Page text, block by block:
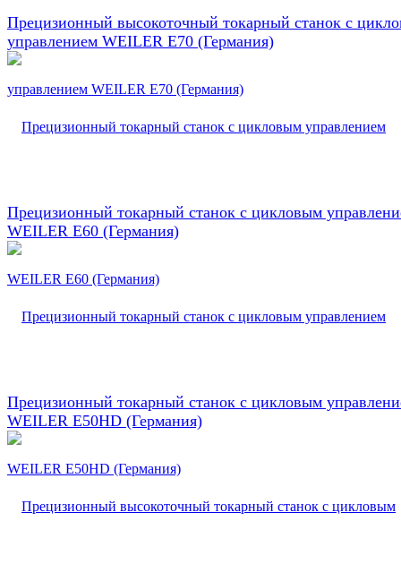
Прецизионный высокоточный токарный станок с
управлением WEILER E70 (Германия)
Прецизионный токарный станок с цикловым
WEILER E60 (Германия)
Прецизионный токарный станок с цикловым
WEILER E50HD (Германия)